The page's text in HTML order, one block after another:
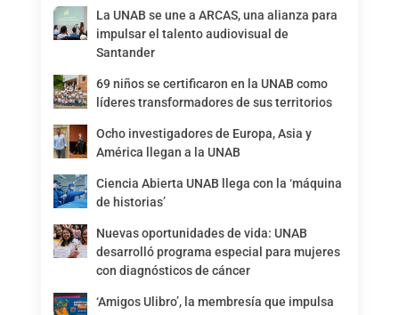
La UNAB se une a ARCAS, una alianza para
impulsar el talento audiovisual de
Santander
69 niños se certificaron en la UNAB como
líderes transformadores de sus territorios
Ocho investigadores de Europa, Asia y
América llegan a la UNAB
Ciencia Abierta UNAB llega con la ‘máquina
de historias’
Nuevas oportunidades de vida: UNAB
desarrolló programa especial para mujeres
con diagnósticos de cáncer
‘Amigos Ulibro’, la membresía que impulsa